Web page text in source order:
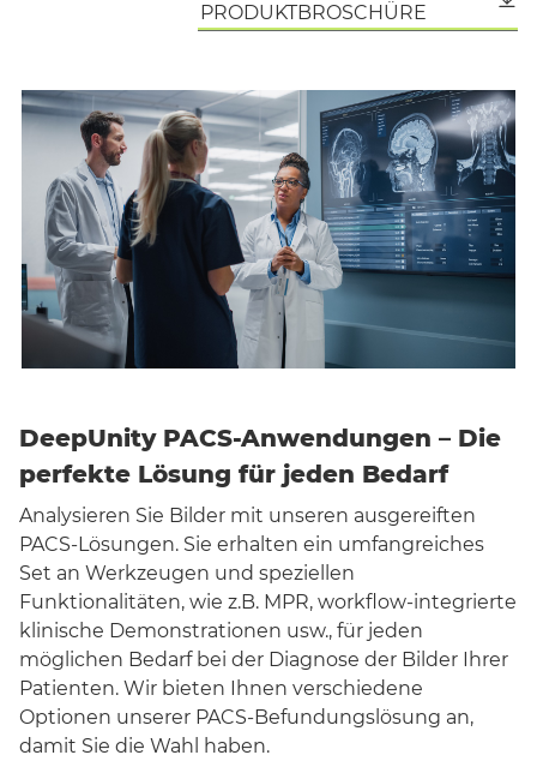
PRODUKTBROSCHÜRE
DeepUnity PACS-Anwendungen – Die
perfekte Lösung für jeden Bedarf
Analysieren Sie Bilder mit unseren ausgereiften
PACS-Lösungen. Sie erhalten ein umfangreiches
Set an Werkzeugen und speziellen
Funktionalitäten, wie z.B. MPR, workflow-integrierte
klinische Demonstrationen usw., für jeden
möglichen Bedarf bei der Diagnose der Bilder Ihrer
Patienten. Wir bieten Ihnen verschiedene
Optionen unserer PACS-Befundungslösung an,
damit Sie die Wahl haben.